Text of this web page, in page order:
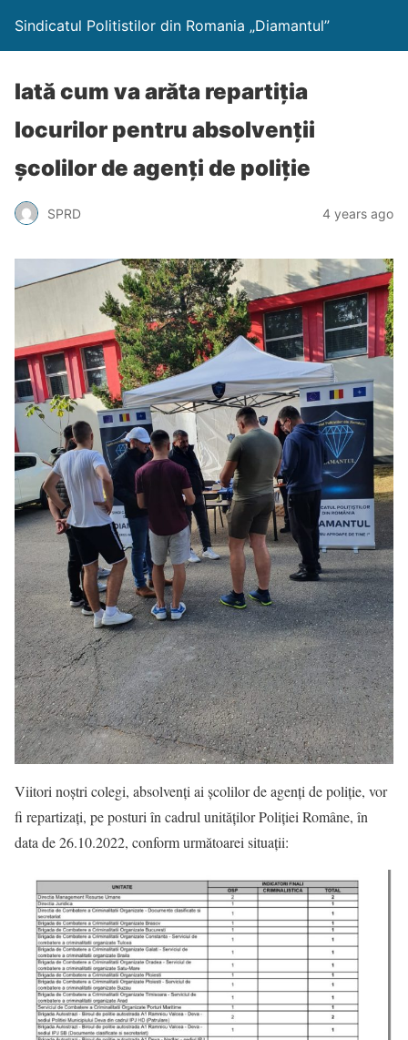
Sindicatul Politistilor din Romania „Diamantul”
Iată cum va arăta repartiția
locurilor pentru absolvenții
școlilor de agenți de poliție
SPRD 4 years ago
Viitori noștri colegi, absolvenți ai școlilor de agenți de poliție, vor
fi repartizați, pe posturi în cadrul unităților Poliției Române, în
data de 26.10.2022, conform următoarei situații: